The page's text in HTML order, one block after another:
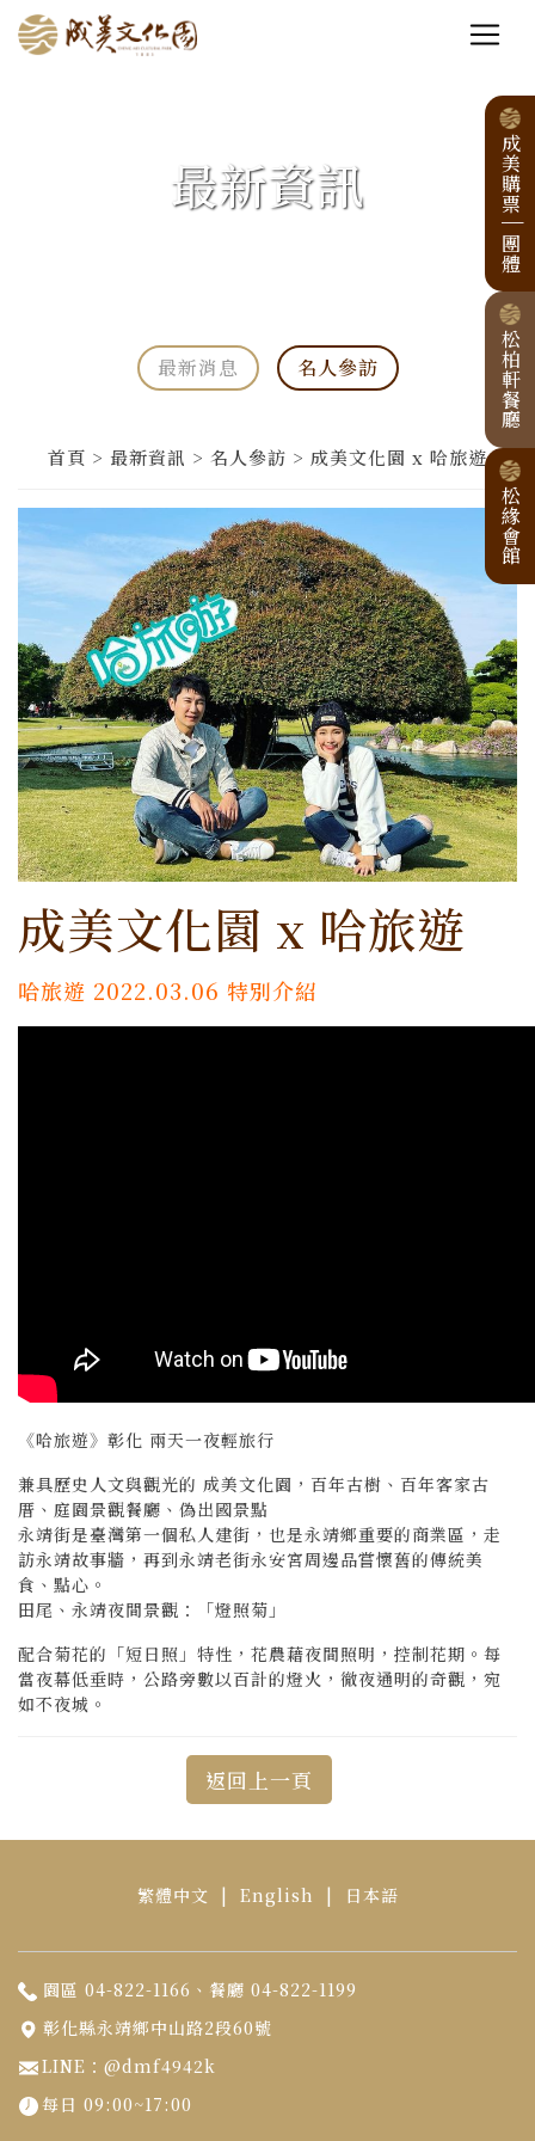
成美購票
|
團體
松柏軒餐廳
松緣會館
最新資訊
最新消息 名人參訪
首頁 > 最新資訊 > 名人參訪 > 成美文化園 x 哈旅遊
成美文化園 x 哈旅遊
哈旅遊 2022.03.06 特別介紹
《哈旅遊》彰化 兩天一夜輕旅行
兼具歷史人文與觀光的 成美文化園 ， 百年古樹、百年客家古
厝、庭園景觀餐廳、偽出國景點
永靖街是臺灣第一個私人建街，也是永靖鄉重要的商業區，走
訪永靖故事牆，再到永靖老街永安宮周邊品嘗懷舊的傳統美
食、點心。
田尾、永靖夜間景觀：「燈照菊」
配合菊花的「短日照」特性，花農藉夜間照明，控制花期。每
當夜幕低垂時，公路旁數以百計的燈火，徹夜通明的奇觀，宛
如不夜城。
返回上一頁
繁體中文 | English | 日本語
園區 04-822-1166、餐廳 04-822-1199
彰化縣永靖鄉中山路2段60號
LINE：@dmf4942k
每日 09:00~17:00